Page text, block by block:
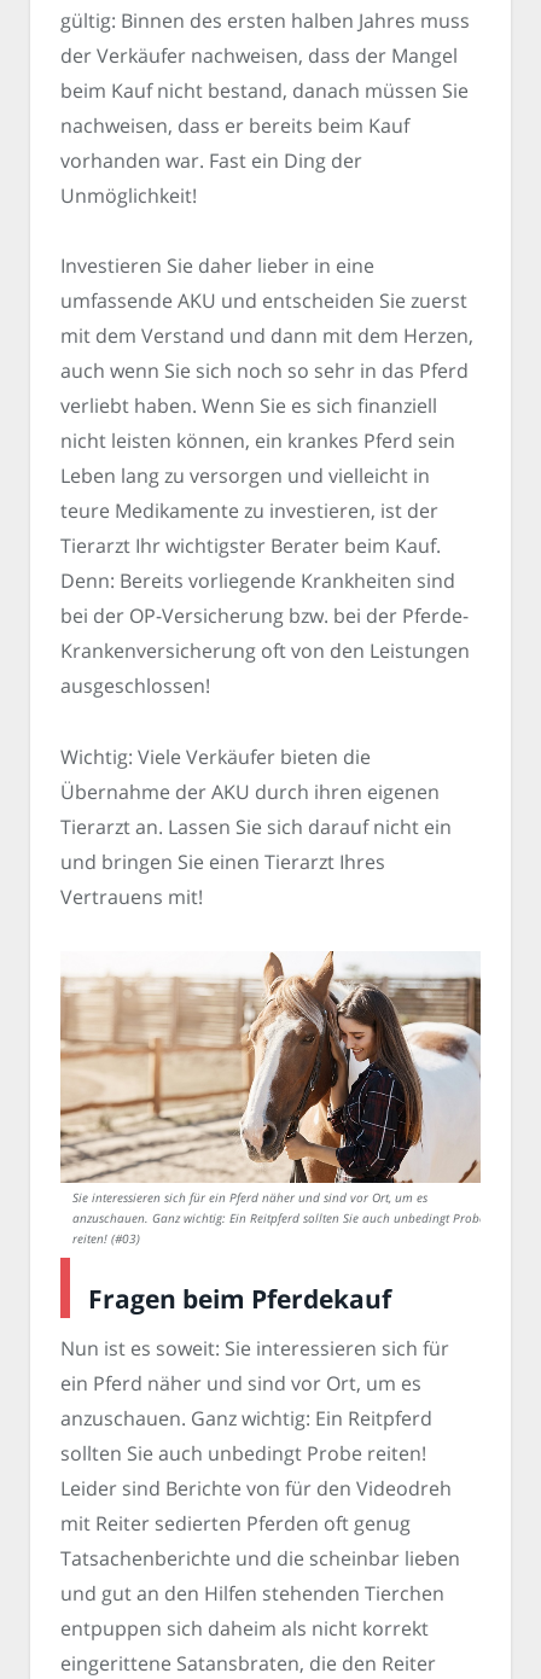
gültig: Binnen des ersten halben Jahres muss
der Verkäufer nachweisen, dass der Mangel
beim Kauf nicht bestand, danach müssen Sie
nachweisen, dass er bereits beim Kauf
vorhanden war. Fast ein Ding der
Unmöglichkeit!
Investieren Sie daher lieber in eine
umfassende AKU und entscheiden Sie zuerst
mit dem Verstand und dann mit dem Herzen,
auch wenn Sie sich noch so sehr in das Pferd
verliebt haben. Wenn Sie es sich finanziell
nicht leisten können, ein krankes Pferd sein
Leben lang zu versorgen und vielleicht in
teure Medikamente zu investieren, ist der
Tierarzt Ihr wichtigster Berater beim Kauf.
Denn: Bereits vorliegende Krankheiten sind
bei der OP-Versicherung bzw. bei der Pferde-
Krankenversicherung oft von den Leistungen
ausgeschlossen!
Wichtig: Viele Verkäufer bieten die
Übernahme der AKU durch ihren eigenen
Tierarzt an. Lassen Sie sich darauf nicht ein
und bringen Sie einen Tierarzt Ihres
Vertrauens mit!
Sie interessieren sich für ein Pferd näher und sind vor Ort, um es
anzuschauen. Ganz wichtig: Ein Reitpferd sollten Sie auch unbedingt Probe
reiten! (#03)
Fragen beim Pferdekauf
Nun ist es soweit: Sie interessieren sich für
ein Pferd näher und sind vor Ort, um es
anzuschauen. Ganz wichtig: Ein Reitpferd
sollten Sie auch unbedingt Probe reiten!
Leider sind Berichte von für den Videodreh
mit Reiter sedierten Pferden oft genug
Tatsachenberichte und die scheinbar lieben
und gut an den Hilfen stehenden Tierchen
entpuppen sich daheim als nicht korrekt
eingerittene Satansbraten, die den Reiter